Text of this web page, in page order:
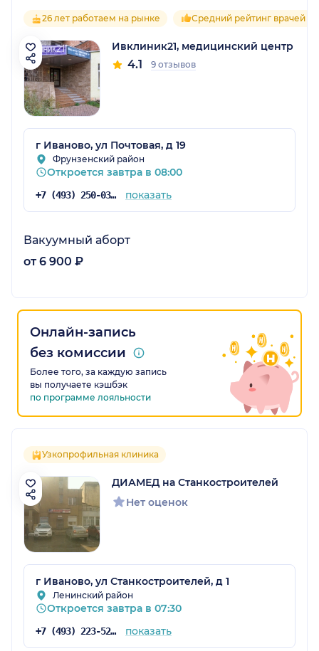
26 лет работаем на рынке Средний рейтинг врачей 4.1
Ивклиник21, медицинский центр
4.1 9 отзывов
г Иваново, ул Почтовая, д 19
Фрунзенский район
Откроется завтра в 08:00
+7 (493) 250-03-30 показать
Вакуумный аборт
от 6 900 ₽
Онлайн-запись
без комиссии
Более того, за каждую запись
вы получаете кэшбэк
по программе лояльности
Узкопрофильная клиника
ДИАМЕД на Станкостроителей
Нет оценок
г Иваново, ул Станкостроителей, д 1
Ленинский район
Откроется завтра в 07:30
+7 (493) 223-52-07 показать